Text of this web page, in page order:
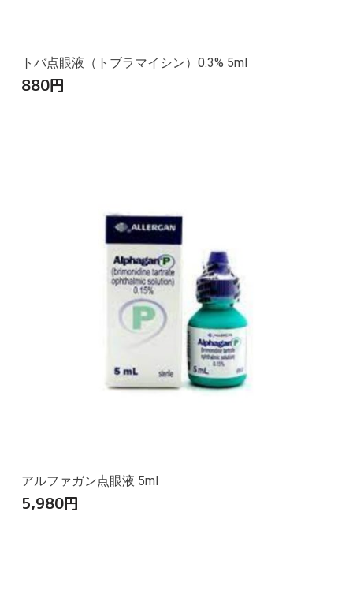
トバ点眼液（トブラマイシン）0.3% 5ml
880円
アルファガン点眼液 5ml
5,980円